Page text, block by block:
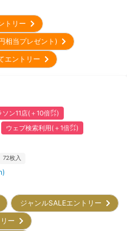
トリー
相当プレゼント)
エントリー
ソン11店(＋10倍㌽)
ウェブ検索利用(＋1倍㌽)
72枚入
ジャンルSALEエントリー
リー